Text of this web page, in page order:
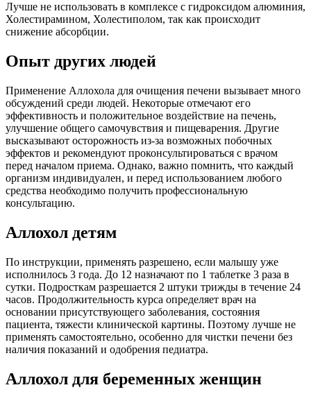
Лучше не использовать в комплексе с гидроксидом алюминия,
Холестирамином, Холестиполом, так как происходит
снижение абсорбции.
Опыт других людей
Применение Аллохола для очищения печени вызывает много
обсуждений среди людей. Некоторые отмечают его
эффективность и положительное воздействие на печень,
улучшение общего самочувствия и пищеварения. Другие
высказывают осторожность из-за возможных побочных
эффектов и рекомендуют проконсультироваться с врачом
перед началом приема. Однако, важно помнить, что каждый
организм индивидуален, и перед использованием любого
средства необходимо получить профессиональную
консультацию.
Аллохол детям
По инструкции, применять разрешено, если малышу уже
исполнилось 3 года. До 12 назначают по 1 таблетке 3 раза в
сутки. Подросткам разрешается 2 штуки трижды в течение 24
часов. Продолжительность курса определяет врач на
основании присутствующего заболевания, состояния
пациента, тяжести клинической картины. Поэтому лучше не
применять самостоятельно, особенно для чистки печени без
наличия показаний и одобрения педиатра.
Аллохол для беременных женщин